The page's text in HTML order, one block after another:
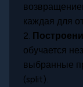
каждая для
2.
обучается
выбранные
(split).